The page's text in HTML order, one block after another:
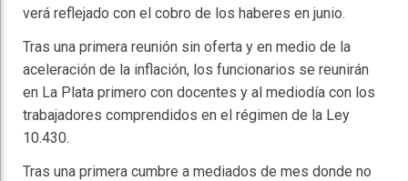
verá reflejado con el cobro de los haberes en junio.
Tras una primera reunión sin oferta y en medio de la
aceleración de la inflación, los funcionarios se reunirán
en La Plata primero con docentes y al mediodía con los
trabajadores comprendidos en el régimen de la Ley
10.430.
Tras una primera cumbre a mediados de mes donde no